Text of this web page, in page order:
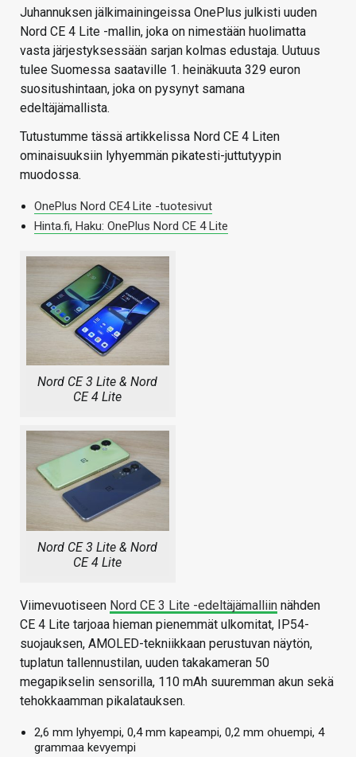
Juhannuksen jälkimainingeissa OnePlus julkisti uuden
Nord CE 4 Lite -mallin, joka on nimestään huolimatta
vasta järjestyksessään sarjan kolmas edustaja. Uutuus
tulee Suomessa saataville 1. heinäkuuta 329 euron
suositushintaan, joka on pysynyt samana
edeltäjämallista.
Tutustumme tässä artikkelissa Nord CE 4 Liten
ominaisuuksiin lyhyemmän pikatesti-juttutyypin
muodossa.
OnePlus Nord CE4 Lite -tuotesivut
Hinta.fi, Haku: OnePlus Nord CE 4 Lite
Nord CE 3 Lite & Nord
CE 4 Lite
Nord CE 3 Lite & Nord
CE 4 Lite
Viimevuotiseen Nord CE 3 Lite -edeltäjämalliin nähden
CE 4 Lite tarjoaa hieman pienemmät ulkomitat, IP54-
suojauksen, AMOLED-tekniikkaan perustuvan näytön,
tuplatun tallennustilan, uuden takakameran 50
megapikselin sensorilla, 110 mAh suuremman akun sekä
tehokkaamman pikalatauksen.
2,6 mm lyhyempi, 0,4 mm kapeampi, 0,2 mm ohuempi, 4
grammaa kevyempi